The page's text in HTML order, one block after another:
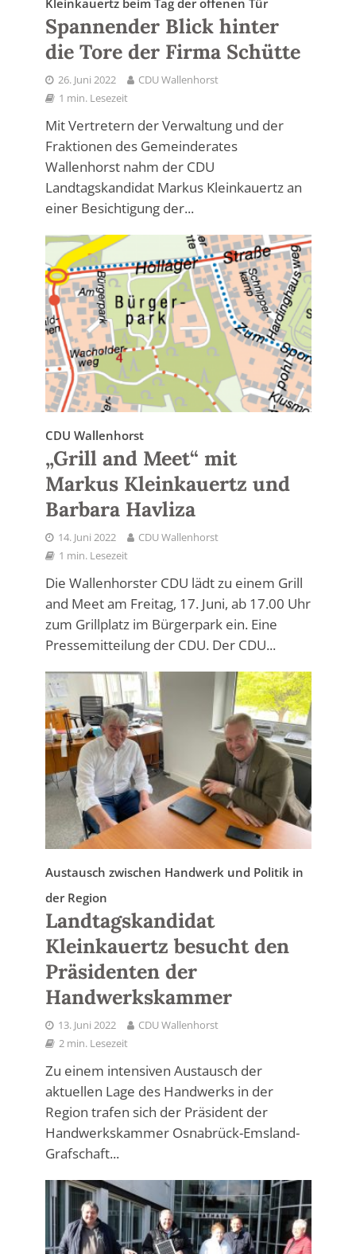
Spannender Blick hinter
die Tore der Firma Schütte
26. Juni 2022
CDU Wallenhorst
1 min. Lesezeit
Mit Vertretern der Verwaltung und der
Fraktionen des Gemeinderates
Wallenhorst nahm der CDU
Landtagskandidat Markus Kleinkauertz an
einer Besichtigung der...
CDU Wallenhorst
„Grill and Meet“ mit
Markus Kleinkauertz und
Barbara Havliza
14. Juni 2022
CDU Wallenhorst
1 min. Lesezeit
Die Wallenhorster CDU lädt zu einem Grill
and Meet am Freitag, 17. Juni, ab 17.00 Uhr
zum Grillplatz im Bürgerpark ein. Eine
Pressemitteilung der CDU. Der CDU...
Austausch zwischen Handwerk und Politik in
der Region
Landtagskandidat
Kleinkauertz besucht den
Präsidenten der
Handwerkskammer
13. Juni 2022
CDU Wallenhorst
2 min. Lesezeit
Zu einem intensiven Austausch der
aktuellen Lage des Handwerks in der
Region trafen sich der Präsident der
Handwerkskammer Osnabrück-Emsland-
Grafschaft...